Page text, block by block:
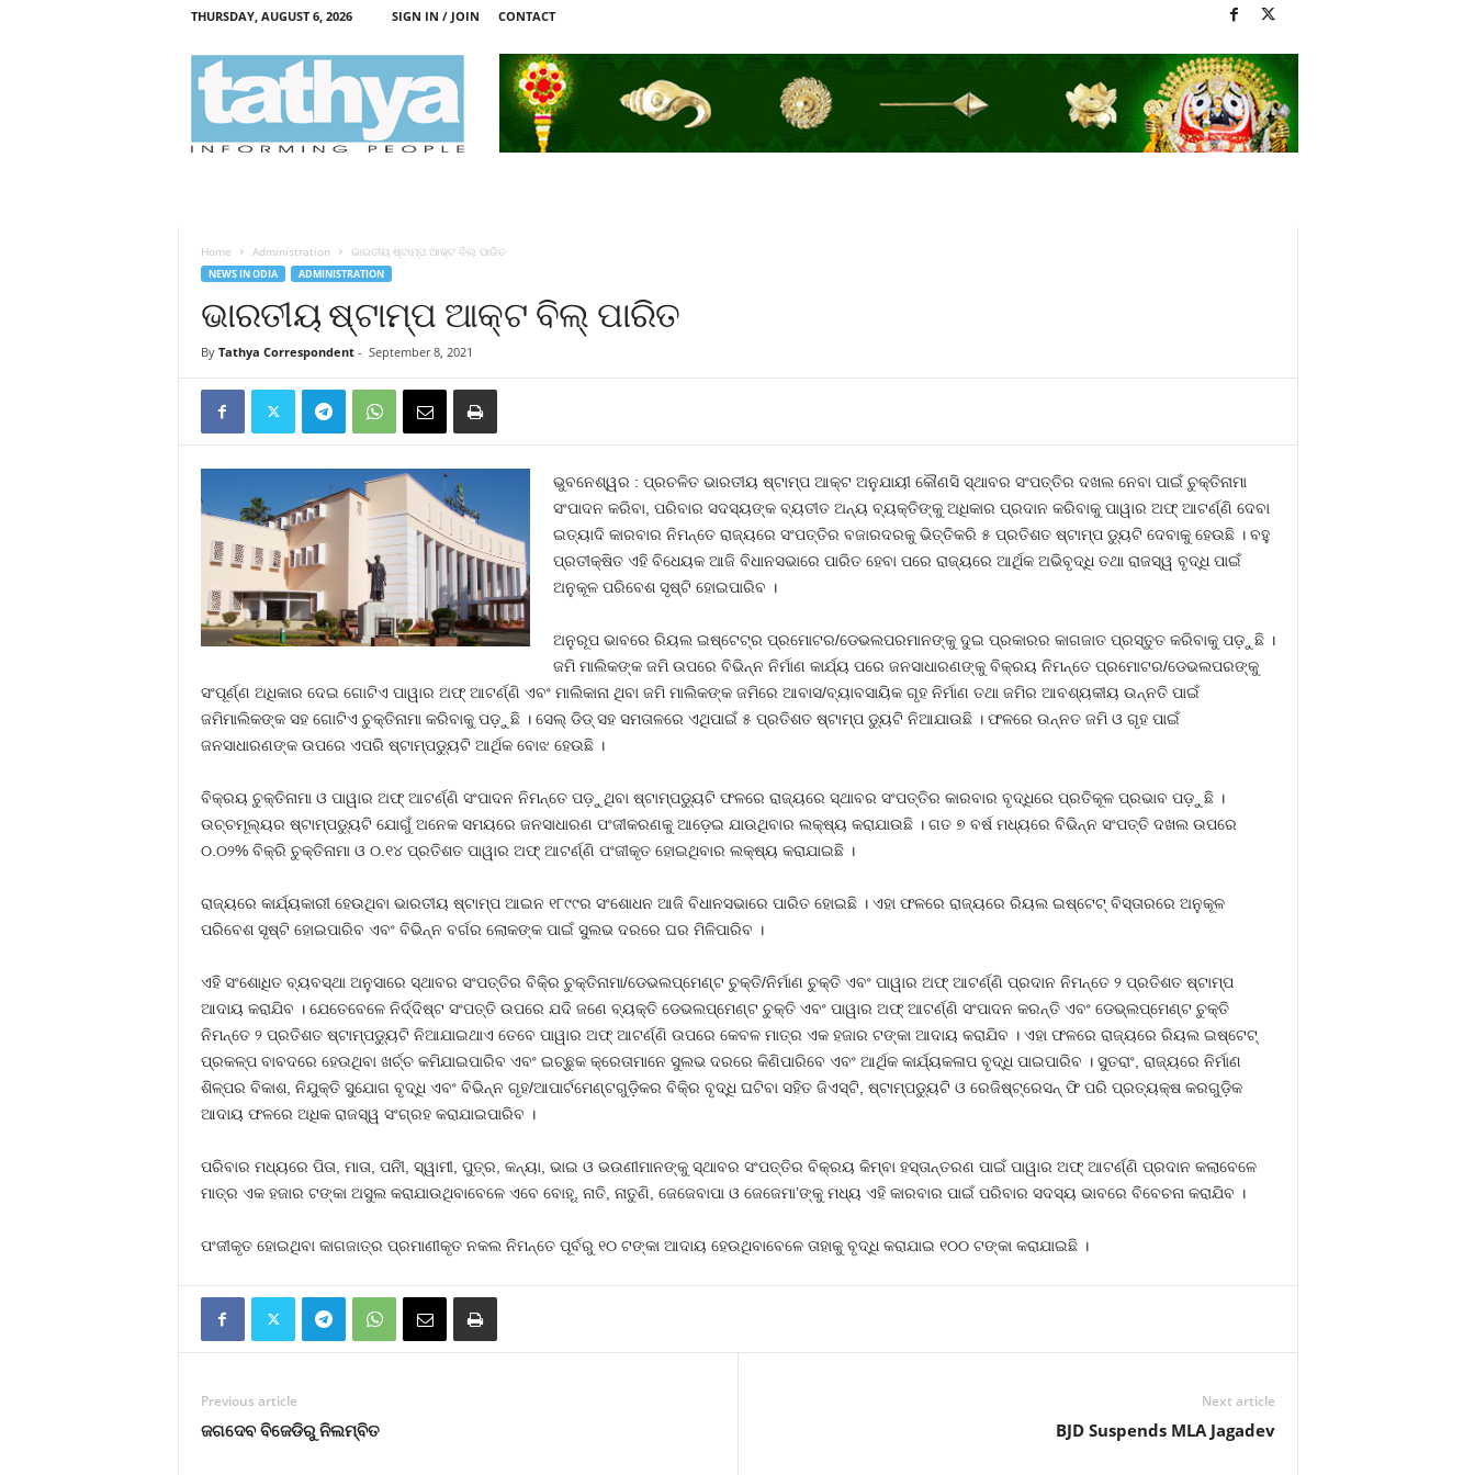
THURSDAY, AUGUST 6, 2026 SIGN IN / JOIN CONTACT
Home Administration ଭାରତୀୟ ଷ୍ଟାମ୍ପ ଆକ୍ଟ ବିଲ୍‌ ପାରିତ
NEWS IN ODIA ADMINISTRATION
ଭାରତୀୟ ଷ୍ଟାମ୍ପ ଆକ୍ଟ ବିଲ୍‌ ପାରିତ
By Tathya Correspondent- September 8, 2021
ଭୁବନେଶ୍ୱର : ପ୍ରଚଳିତ ଭାରତୀୟ ଷ୍ଟାମ୍ପ ଆକ୍ଟ ଅନୁଯାୟୀ କୌଣସି ସ୍ଥାବର ସଂପତ୍ତିର ଦଖଲ ନେବା ପାଇଁ ଚୁକ୍ତିନାମା
ସଂପାଦନ କରିବା, ପରିବାର ସଦସ୍ୟଙ୍କ ବ୍ୟତୀତ ଅନ୍ୟ ବ୍ୟକ୍ତିଙ୍କୁ ଅଧିକାର ପ୍ରଦାନ କରିବାକୁ ପାୱାର ଅଫ୍‌ ଆଟର୍ଣ୍ଣି ଦେବା
ଇତ୍ୟାଦି କାରବାର ନିମନ୍ତେ ରାଜ୍ୟରେ ସଂପତ୍ତିର ବଜାରଦରକୁ ଭିତ୍ତିକରି ୫ ପ୍ରତିଶତ ଷ୍ଟାମ୍ପ ଡୁ୍ୟଟି ଦେବାକୁ ହେଉଛି । ବହୁ
ପ୍ରତୀକ୍ଷିତ ଏହି ବିଧେୟକ ଆଜି ବିଧାନସଭାରେ ପାରିତ ହେବା ପରେ ରାଜ୍ୟରେ ଆର୍ଥିକ ଅଭିବୃଦ୍ଧି ତଥା ରାଜସ୍ୱ ବୃଦ୍ଧି ପାଇଁ
ଅନୁକୂଳ ପରିବେଶ ସୃଷ୍ଟି ହୋଇପାରିବ ।
ଅନୁରୂପ ଭାବରେ ରିୟଲ ଇଷ୍ଟେଟ୍‌ର ପ୍ରମୋଟର/ଡେଭଲପରମାନଙ୍କୁ ଦୁଇ ପ୍ରକାରର କାଗଜାତ ପ୍ରସ୍ତୁତ କରିବାକୁ ପଡ଼ୁଛି ।
ଜମି ମାଲିକଙ୍କ ଜମି ଉପରେ ବିଭିନ୍ନ ନିର୍ମାଣ କାର୍ଯ୍ୟ ପରେ ଜନସାଧାରଣଙ୍କୁ ବିକ୍ରୟ ନିମନ୍ତେ ପ୍ରମୋଟର/ଡେଭଲପରଙ୍କୁ
ସଂପୂର୍ଣ୍ଣ ଅଧିକାର ଦେଇ ଗୋଟିଏ ପାୱାର ଅଫ୍‌ ଆଟର୍ଣ୍ଣି ଏବଂ ମାଲିକାନା ଥିବା ଜମି ମାଲିକଙ୍କ ଜମିରେ ଆବାସ/ବ୍ୟାବସାୟିକ ଗୃହ ନିର୍ମାଣ ତଥା ଜମିର ଆବଶ୍ୟକୀୟ ଉନ୍ନତି ପାଇଁ
ଜମିମାଲିକଙ୍କ ସହ ଗୋଟିଏ ଚୁକ୍ତିନାମା କରିବାକୁ ପଡ଼ୁଛି । ସେଲ୍‌ ଡିଡ୍‌ ସହ ସମତାଳରେ ଏଥିପାଇଁ ୫ ପ୍ରତିଶତ ଷ୍ଟାମ୍ପ ଡୁ୍ୟଟି ନିଆଯାଉଛି । ଫଳରେ ଉନ୍ନତ ଜମି ଓ ଗୃହ ପାଇଁ
ଜନସାଧାରଣଙ୍କ ଉପରେ ଏପରି ଷ୍ଟାମ୍ପଡୁ୍ୟଟି ଆର୍ଥିକ ବୋଝ ହେଉଛି ।
ବିକ୍ରୟ ଚୁକ୍ତିନାମା ଓ ପାୱାର ଅଫ୍‌ ଆଟର୍ଣ୍ଣି ସଂପାଦନ ନିମନ୍ତେ ପଡ଼ୁଥିବା ଷ୍ଟାମ୍ପଡୁ୍ୟଟି ଫଳରେ ରାଜ୍ୟରେ ସ୍ଥାବର ସଂପତ୍ତିର କାରବାର ବୃଦ୍ଧିରେ ପ୍ରତିକୂଳ ପ୍ରଭାବ ପଡ଼ୁଛି ।
ଉଚ୍ଚମୂଲ୍ୟର ଷ୍ଟାମ୍ପଡୁ୍ୟଟି ଯୋଗୁଁ ଅନେକ ସମୟରେ ଜନସାଧାରଣ ପଂଜୀକରଣକୁ ଆଡ଼େଇ ଯାଉଥିବାର ଲକ୍ଷ୍ୟ କରାଯାଉଛି । ଗତ ୭ ବର୍ଷ ମଧ୍ୟରେ ବିଭିନ୍ନ ସଂପତ୍ତି ଦଖଲ ଉପରେ
୦.୦୨% ବିକ୍ରି ଚୁକ୍ତିନାମା ଓ ୦.୧୪ ପ୍ରତିଶତ ପାୱାର ଅଫ୍‌ ଆଟର୍ଣ୍ଣି ପଂଜୀକୃତ ହୋଇଥିବାର ଲକ୍ଷ୍ୟ କରାଯାଇଛି ।
ରାଜ୍ୟରେ କାର୍ଯ୍ୟକାରୀ ହେଉଥିବା ଭାରତୀୟ ଷ୍ଟାମ୍ପ ଆଇନ ୧୮୯୯ର ସଂଶୋଧନ ଆଜି ବିଧାନସଭାରେ ପାରିତ ହୋଇଛି । ଏହା ଫଳରେ ରାଜ୍ୟରେ ରିୟଲ ଇଷ୍ଟେଟ୍‌ ବିସ୍ତାରରେ ଅନୁକୂଳ
ପରିବେଶ ସୃଷ୍ଟି ହୋଇପାରିବ ଏବଂ ବିଭିନ୍ନ ବର୍ଗର ଲୋକଙ୍କ ପାଇଁ ସୁଲଭ ଦରରେ ଘର ମିଳିପାରିବ ।
ଏହି ସଂଶୋଧିତ ବ୍ୟବସ୍ଥା ଅନୁସାରେ ସ୍ଥାବର ସଂପତ୍ତିର ବିକି୍ର ଚୁକ୍ତିନାମା/ଡେଭଲପ୍‌ମେଣ୍ଟ ଚୁକ୍ତି/ନିର୍ମାଣ ଚୁକ୍ତି ଏବଂ ପାୱାର ଅଫ୍‌ ଆଟର୍ଣ୍ଣି ପ୍ରଦାନ ନିମନ୍ତେ ୨ ପ୍ରତିଶତ ଷ୍ଟାମ୍ପ
ଆଦାୟ କରାଯିବ । ଯେତେବେଳେ ନିର୍ଦ୍ଦିଷ୍ଟ ସଂପତ୍ତି ଉପରେ ଯଦି ଜଣେ ବ୍ୟକ୍ତି ଡେଭଲପ୍‌ମେଣ୍ଟ ଚୁକ୍ତି ଏବଂ ପାୱାର ଅଫ୍‌ ଆଟର୍ଣ୍ଣି ସଂପାଦନ କରନ୍ତି ଏବଂ ଡେଭ୍‌ଲପ୍‌ମେଣ୍ଟ ଚୁକ୍ତି
ନିମନ୍ତେ ୨ ପ୍ରତିଶତ ଷ୍ଟାମ୍ପଡୁ୍ୟଟି ନିଆଯାଇଥାଏ ତେବେ ପାୱାର ଅଫ୍‌ ଆଟର୍ଣ୍ଣି ଉପରେ କେବଳ ମାତ୍ର ଏକ ହଜାର ଟଙ୍କା ଆଦାୟ କରାଯିବ । ଏହା ଫଳରେ ରାଜ୍ୟରେ ରିୟଲ ଇଷ୍ଟେଟ୍‌
ପ୍ରକଳ୍ପ ବାବଦରେ ହେଉଥିବା ଖର୍ଚ୍ଚ କମିଯାଇପାରିବ ଏବଂ ଇଚ୍ଛୁକ କ୍ରେତାମାନେ ସୁଲଭ ଦରରେ କିଣିପାରିବେ ଏବଂ ଆର୍ଥିକ କାର୍ଯ୍ୟକଳାପ ବୃଦ୍ଧି ପାଇପାରିବ । ସୁତରାଂ, ରାଜ୍ୟରେ ନିର୍ମାଣ
ଶିଳ୍ପର ବିକାଶ, ନିଯୁକ୍ତି ସୁଯୋଗ ବୃଦ୍ଧି ଏବଂ ବିଭିନ୍ନ ଗୃହ/ଆପାର୍ଟମେଣ୍ଟଗୁଡ଼ିକର ବିକି୍ର ବୃଦ୍ଧି ଘଟିବା ସହିତ ଜିଏସ୍‌ଟି, ଷ୍ଟାମ୍ପଡୁ୍ୟଟି ଓ ରେଜିଷ୍ଟ୍ରେସନ୍‌ ଫି ପରି ପ୍ରତ୍ୟକ୍ଷ କରଗୁଡ଼ିକ
ଆଦାୟ ଫଳରେ ଅଧିକ ରାଜସ୍ୱ ସଂଗ୍ରହ କରାଯାଇପାରିବ ।
ପରିବାର ମଧ୍ୟରେ ପିତା, ମାତା, ପନିୀ, ସ୍ୱାମୀ, ପୁତ୍ର, କନ୍ୟା, ଭାଇ ଓ ଭଉଣୀମାନଙ୍କୁ ସ୍ଥାବର ସଂପତ୍ତିର ବିକ୍ରୟ କିମ୍ବା ହସ୍ତାନ୍ତରଣ ପାଇଁ ପାୱାର ଅଫ୍‌ ଆଟର୍ଣ୍ଣି ପ୍ରଦାନ କଲାବେଳେ
ମାତ୍ର ଏକ ହଜାର ଟଙ୍କା ଅସୁଲ କରାଯାଉଥିବାବେଳେ ଏବେ ବୋହୂ, ନାତି, ନାତୁଣି, ଜେଜେବାପା ଓ ଜେଜେମା’ଙ୍କୁ ମଧ୍ୟ ଏହି କାରବାର ପାଇଁ ପରିବାର ସଦସ୍ୟ ଭାବରେ ବିବେଚନା କରାଯିବ ।
ପଂଜୀକୃତ ହୋଇଥିବା କାଗଜାତ୍‌ର ପ୍ରମାଣୀକୃତ ନକଲ ନିମନ୍ତେ ପୂର୍ବରୁ ୧୦ ଟଙ୍କା ଆଦାୟ ହେଉଥିବାବେଳେ ତାହାକୁ ବୃଦ୍ଧି କରାଯାଇ ୧୦୦ ଟଙ୍କା କରାଯାଇଛି ।
Previous article
ଜଗଦେବ ବିଜେଡିରୁ ନିଲମ୍ବିତ
Next article
BJD Suspends MLA Jagadev